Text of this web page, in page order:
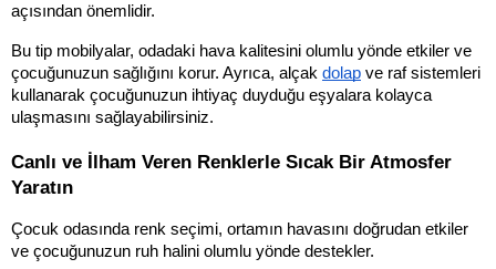
açısından önemlidir.
Bu tip mobilyalar, odadaki hava kalitesini olumlu yönde etkiler ve
çocuğunuzun sağlığını korur. Ayrıca, alçak dolap ve raf sistemleri
kullanarak çocuğunuzun ihtiyaç duyduğu eşyalara kolayca
ulaşmasını sağlayabilirsiniz.
Canlı ve İlham Veren Renklerle Sıcak Bir Atmosfer
Yaratın
Çocuk odasında renk seçimi, ortamın havasını doğrudan etkiler
ve çocuğunuzun ruh halini olumlu yönde destekler.